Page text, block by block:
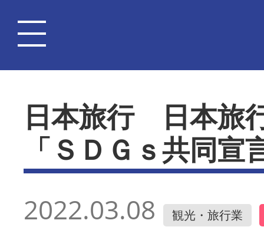
日本旅行 日本旅
「ＳＤＧｓ共同宣
2022.03.08 観光・旅行業